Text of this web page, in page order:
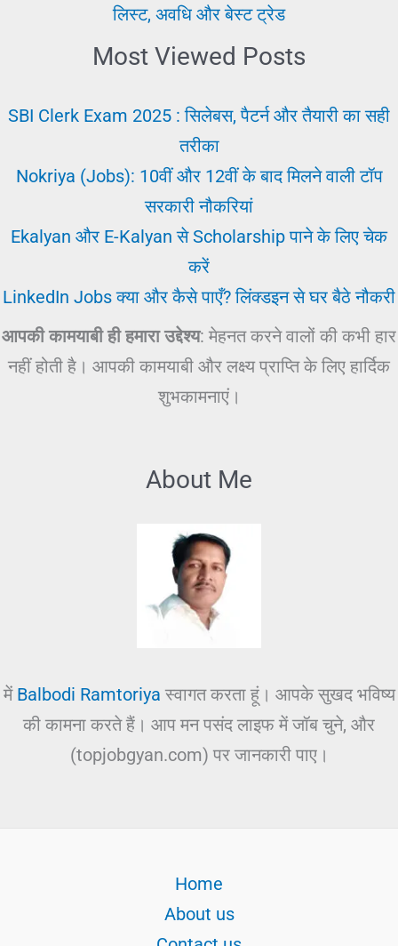
लिस्ट, अवधि और बेस्ट ट्रेड
Most Viewed Posts
SBI Clerk Exam 2025 : सिलेबस, पैटर्न और तैयारी का सही
तरीका
Nokriya (Jobs): 10वीं और 12वीं के बाद मिलने वाली टॉप
सरकारी नौकरियां
Ekalyan और E-Kalyan से Scholarship पाने के लिए चेक
करें
LinkedIn Jobs क्या और कैसे पाएँ? लिंक्डइन से घर बैठे नौकरी
आपकी कामयाबी ही हमारा उद्देश्य: मेहनत करने वालों की कभी हार
नहीं होती है। आपकी कामयाबी और लक्ष्य प्राप्ति के लिए हार्दिक
शुभकामनाएं।
About Me
में Balbodi Ramtoriya स्वागत करता हूं। आपके सुखद भविष्य
की कामना करते हैं। आप मन पसंद लाइफ में जॉब चुने, और
(topjobgyan.com) पर जानकारी पाए।
Home
About us